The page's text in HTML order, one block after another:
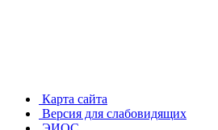
Карта сайта
Версия для слабовидящих